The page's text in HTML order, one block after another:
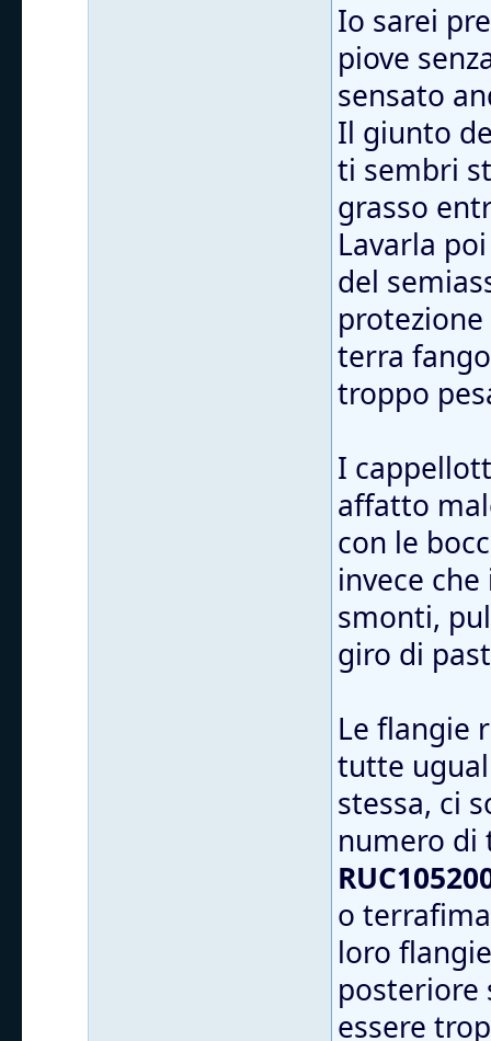
Io sarei
piove
sensato
Il giunto
ti sembri
grasso
Lavarla
del
terra
troppo
I
affatto
con le
invece
smonti,
giro di
Le flangie
tutte
stessa, ci
numero
o
loro
posteriore
essere